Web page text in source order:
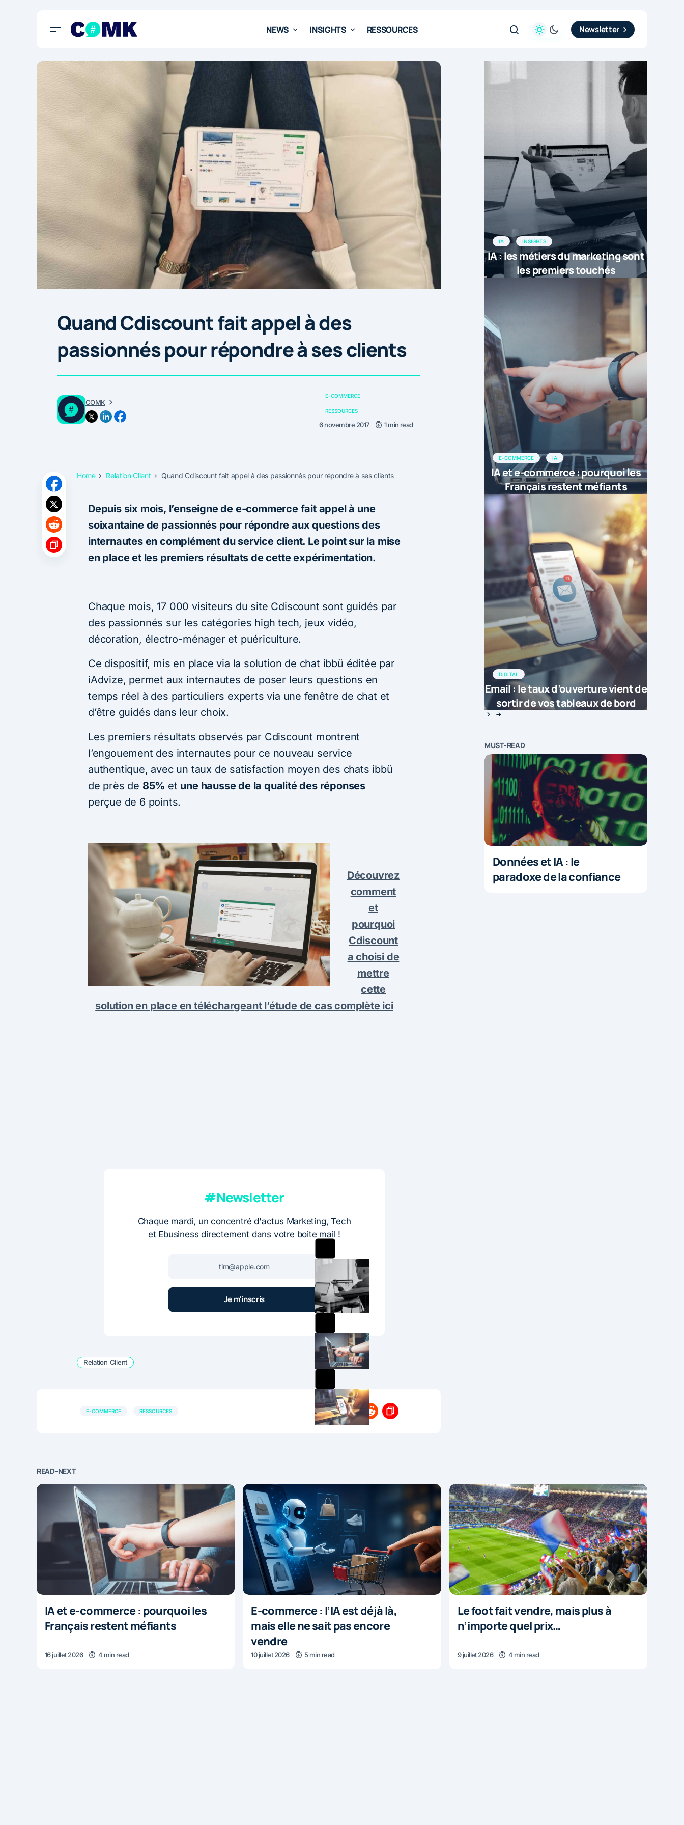
NEWS INSIGHTS RESSOURCES Newsletter
Quand Cdiscount fait appel à des
passionnés pour répondre à ses clients
COMK
E-COMMERCE
RESSOURCES
6 novembre 2017 1 min read
Home Relation Client Quand Cdiscount fait appel à des passionnés pour répondre à ses clients
Depuis six mois, l’enseigne de e-commerce fait appel à une
soixantaine de passionnés pour répondre aux questions des
internautes en complément du service client. Le point sur la mise
en place et les premiers résultats de cette expérimentation.
Chaque mois, 17 000 visiteurs du site Cdiscount sont guidés par
des passionnés sur les catégories high tech, jeux vidéo,
décoration, électro-ménager et puériculture.
Ce dispositif, mis en place via la solution de chat ibbü éditée par
iAdvize, permet aux internautes de poser leurs questions en
temps réel à des particuliers experts via une fenêtre de chat et
d’être guidés dans leur choix.
Les premiers résultats observés par Cdiscount montrent
l’engouement des internautes pour ce nouveau service
authentique, avec un taux de satisfaction moyen des chats ibbü
de près de 85% et une hausse de la qualité des réponses
perçue de 6 points.
Découvrez
comment
et
pourquoi
Cdiscount
a choisi de
mettre
cette
solution en place en téléchargeant l’étude de cas complète ici
#Newsletter
Chaque mardi, un concentré d'actus Marketing, Tech
et Ebusiness directement dans votre boite mail !
Relation Client
E-COMMERCE RESSOURCES
IA INSIGHTS
IA : les métiers du marketing sont
les premiers touchés
E-COMMERCE IA
IA et e-commerce : pourquoi les
Français restent méfiants
DIGITAL
Email : le taux d’ouverture vient de
sortir de vos tableaux de bord
MUST-READ
Données et IA : le
paradoxe de la confiance
READ-NEXT
IA et e-commerce : pourquoi les
Français restent méfiants
16 juillet 2026 4 min read
E-commerce : l’IA est déjà là,
mais elle ne sait pas encore
vendre
10 juillet 2026 5 min read
Le foot fait vendre, mais plus à
n’importe quel prix…
9 juillet 2026 4 min read